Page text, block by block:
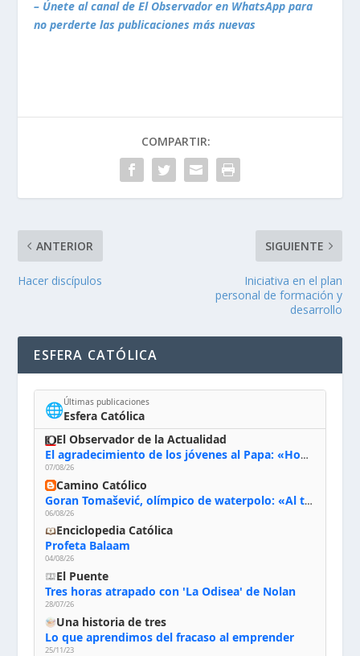
– Únete al canal de El Observador en WhatsApp para
no perderte las publicaciones más nuevas
COMPARTIR:
ANTERIOR
Hacer discípulos
SIGUIENTE
Iniciativa en el plan
personal de formación y
desarrollo
ESFERA CATÓLICA
🌐Últimas publicaciones
Esfera Católica
El Observador de la Actualidad
El agradecimiento de los jóvenes al Papa: «Hoy nos sentimos Iglesia»
07/08/26
Camino Católico
Goran Tomašević, olímpico de waterpolo: «Al terminar el Camino de Santiago entregué mi vida a Cristo; hablé con Dios y le dije: ‘Estoy listo; estoy a tu servicio. Puedo llevar lo que sea necesario para ti’»
06/08/26
Enciclopedia Católica
Profeta Balaam
04/08/26
El Puente
Tres horas atrapado con 'La Odisea' de Nolan
28/07/26
Una historia de tres
Lo que aprendimos del fracaso al emprender
25/11/23